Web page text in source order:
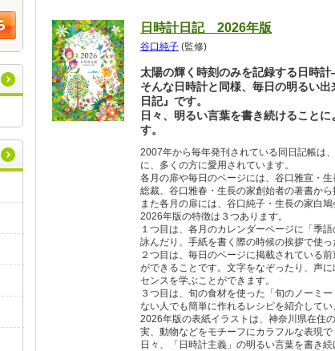
日時計日記 2026年版
谷口純子 (監修)
太陽の輝く時刻のみを記録する日時
そんな日時計と同様、毎日の明るい
日記』です。
日々、明るい言葉を書き続けること
す。
2007年から毎年発刊されている同日記帳は
に、多くの方に愛用されています。
各月の扉や毎日のページには、谷口雅宣・
総裁、谷口雅春・生長の家創始者の著書から
また各月の扉には、谷口純子・生長の家白
2026年版の特徴は３つあります。
１つ目は、各月のカレンダーページに「季
詠んだり、手紙を書く際の時候の挨拶で使っ
２つ目は、毎日のページに掲載されている
ができることです。文字をなぞったり、声
センスを学ぶことができます。
３つ目は、旬の食材を使った「旬のノーミ
ない人でも簡単に作れるレシピを紹介してい
2026年版の表紙イラストは、神奈川県在住
実、動物などをモチーフにカラフルな表現
日々、「日時計主義」の明るい言葉を書き